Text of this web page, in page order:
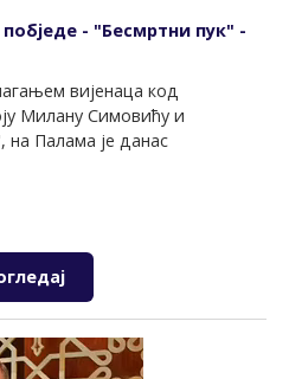
пук" -
вијенаца код
Милану Симовићу и
Палама је данас